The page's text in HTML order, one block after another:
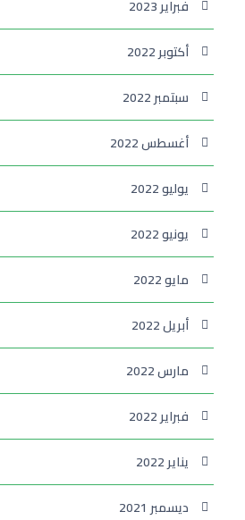
فبراير 2023
أكتوبر 2022
سبتمبر 2022
أغسطس 2022
يوليو 2022
يونيو 2022
مايو 2022
أبريل 2022
مارس 2022
فبراير 2022
يناير 2022
ديسمبر 2021